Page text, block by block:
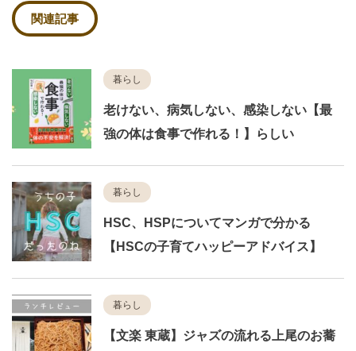
関連記事
暮らし
老けない、病気しない、感染しない【最
強の体は食事で作れる！】らしい
暮らし
HSC、HSPについてマンガで分かる
【HSCの子育てハッピーアドバイス】
暮らし
【文楽 東蔵】ジャズの流れる上尾のお蕎